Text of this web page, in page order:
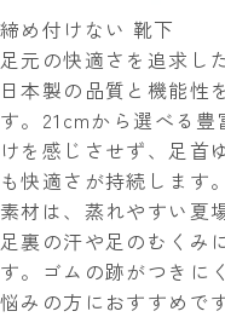
締め付けない 靴下
足元の快適さを追求し
日本製の品質と機能性
す。21cmから選べる
けを感じさせず、足首
も快適さが持続します
素材は、蒸れやすい夏
足裏の汗や足のむくみ
す。ゴムの跡がつきに
悩みの方におすすめです